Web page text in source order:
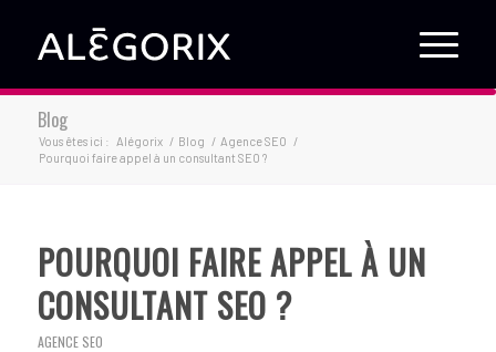
Blog
Vous êtes ici : Alégorix / Blog / Agence SEO
/
Pourquoi faire appel à un consultant SEO ?
POURQUOI FAIRE APPEL À UN
CONSULTANT SEO ?
AGENCE SEO